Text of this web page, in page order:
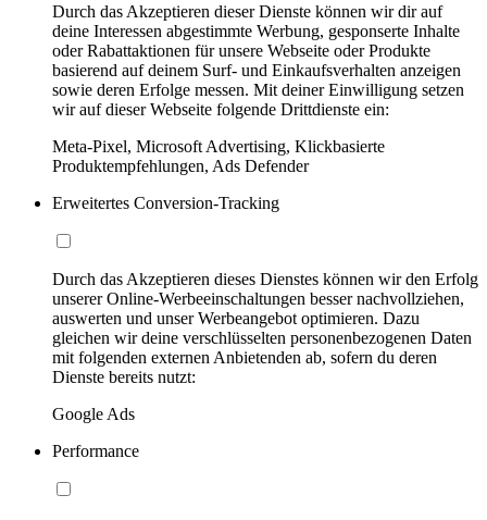
Durch das Akzeptieren dieser Dienste können wir dir auf
deine Interessen abgestimmte Werbung, gesponserte Inhalte
oder Rabattaktionen für unsere Webseite oder Produkte
basierend auf deinem Surf- und Einkaufsverhalten anzeigen
sowie deren Erfolge messen. Mit deiner Einwilligung setzen
wir auf dieser Webseite folgende Drittdienste ein:
Meta-Pixel, Microsoft Advertising, Klickbasierte
Produktempfehlungen, Ads Defender
Erweitertes Conversion-Tracking
Durch das Akzeptieren dieses Dienstes können wir den Erfolg
unserer Online-Werbeeinschaltungen besser nachvollziehen,
auswerten und unser Werbeangebot optimieren. Dazu
gleichen wir deine verschlüsselten personenbezogenen Daten
mit folgenden externen Anbietenden ab, sofern du deren
Dienste bereits nutzt:
Google Ads
Performance